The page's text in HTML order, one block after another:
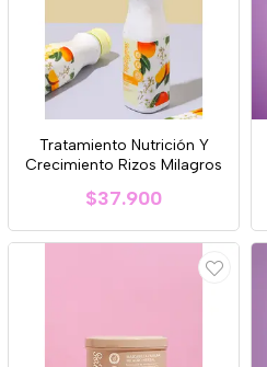
Tratamiento Nutrición Y
Crecimiento Rizos Milagros
$37.900